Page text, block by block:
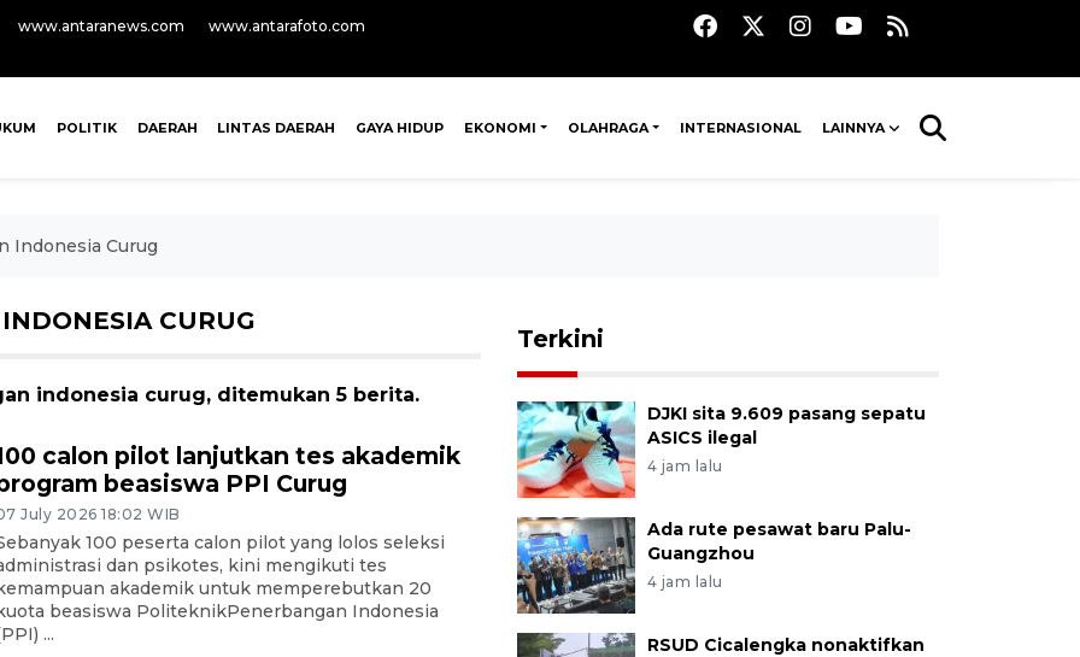
www.antaranews.com www.antarafoto.com
POLITIK DAERAH LINTAS DAERAH GAYA HIDUP EKONOMI OLAHRAGA INTERNASIONAL LAINNYA
Indonesia Curug
CURUG
indonesia curug, ditemukan 5 berita.
calon pilot lanjutkan tes akademik
beasiswa PPI Curug
July 2026 18:02 WIB
100 peserta calon pilot yang lolos seleksi
dan psikotes, kini mengikuti tes
akademik untuk memperebutkan 20
beasiswa PoliteknikPenerbangan Indonesia
...
Terkini
DJKI sita 9.609 pasang sepatu
ASICS ilegal
4 jam lalu
Ada rute pesawat baru Palu-
Guangzhou
4 jam lalu
RSUD Cicalengka nonaktifkan